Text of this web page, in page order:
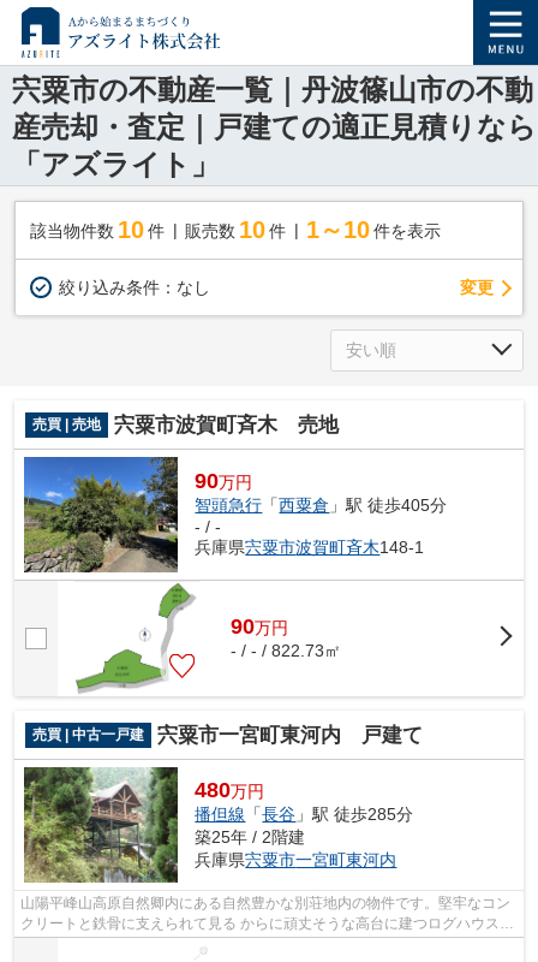
宍粟市の不動産一覧｜丹波篠山市の不動
産売却・査定｜戸建ての適正見積りなら
「アズライト」
該当物件数 10件 販売数 10 件 1～10 件を表示
絞り込み条件： なし 変更
売買 | 売地 宍粟市波賀町斉木 売地
90万円
智頭急行 「西粟倉 」駅 徒歩405分
- / -
兵庫県宍粟市波賀町斉木148-1
90万円
- / - / 822.73㎡
売買 | 中古一戸建 宍粟市一宮町東河内 戸建て
480万円
播但線 「長谷 」駅 徒歩285分
築25年 / 2階建
兵庫県宍粟市一宮町東河内
山陽平峰山高原自然卿内にある自然豊かな別荘地内の物件です。堅牢なコン
クリートと鉄骨に支えられて見る からに頑丈そうな高台に建つログハウスは
フリージア製。当初の設計より屋根の...